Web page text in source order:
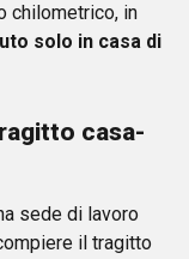
chilometrico, in
solo in casa di
casa-
sede di lavoro
il tragitto